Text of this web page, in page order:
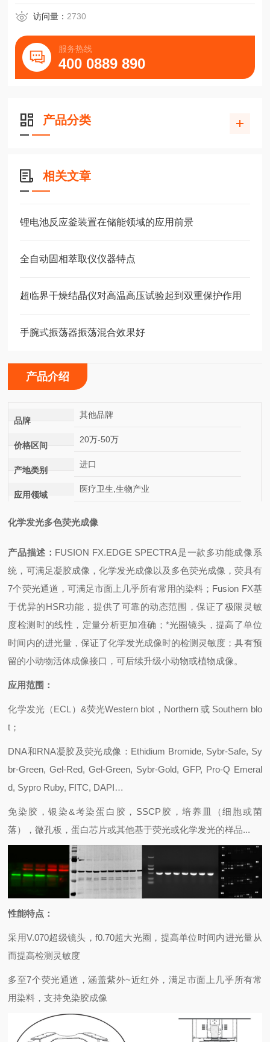
访问量： 2730
服务热线
400 0889 890
产品分类
相关文章
锂电池反应釜装置在储能领域的应用前景
全自动固相萃取仪仪器特点
超临界干燥结晶仪对高温高压试验起到双重保护作用
手腕式振荡器振荡混合效果好
产品介绍
品牌
其他品牌
价格区间
20万-50万
产地类别
进口
应用领域
医疗卫生,生物产业
化学发光多色荧光成像
产品描述： FUSION FX.EDGE SPECTRA是一款多功能成像系
统，可满足凝胶成像，化学发光成像以及多色荧光成像，荧具有
7个荧光通道，可满足市面上几乎所有常用的染料；Fusion FX基
于优异的HSR功能，提供了可靠的动态范围，保证了极限灵敏
度检测时的线性，定量分析更加准确；*光圈镜头，提高了单位
时间内的进光量，保证了化学发光成像时的检测灵敏度；具有预
留的小动物活体成像接口，可后续升级小动物或植物成像。
应用范围：
化学发光（ECL）&荧光Western blot，Northern 或 Southern blo
t；
DNA和RNA凝胶及荧光成像：Ethidium Bromide, Sybr-Safe, Sy
br-Green, Gel-Red, Gel-Green, Sybr-Gold, GFP, Pro-Q Emeral
d, Sypro Ruby, FITC, DAPI…
免染胶，银染&考染蛋白胶，SSCP胶，培养皿（细胞或菌
落），微孔板，蛋白芯片或其他基于荧光或化学发光的样品...
性能特点：
采用V.070超级镜头，f0.70超大光圈，提高单位时间内进光量从
而提高检测灵敏度
多至7个荧光通道，涵盖紫外~近红外，满足市面上几乎所有常
用染料，支持免染胶成像